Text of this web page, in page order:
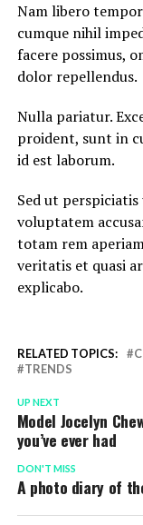
Nam libero
cumque nihil
facere possimus,
dolor repellendus.
Nulla pariatur.
proident, sunt in
id est laborum.
Sed ut
voluptatem
totam rem
veritatis et quasi
explicabo.
RELATED TOPICS:
TRENDS
UP NEXT
Model Jocelyn
you’ve ever had
DON'T MISS
A photo diary of